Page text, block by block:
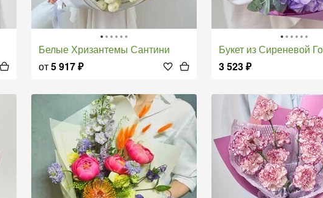
Белые Хризантемы Сантини
от5 917₽
Букет из Сиреневой
3 523₽